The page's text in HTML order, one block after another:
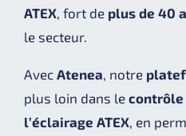
ATEX, fort de plus de 40
le secteur.
Avec Atenea , notre
plus loin dans le
l’éclairage ATEX, en